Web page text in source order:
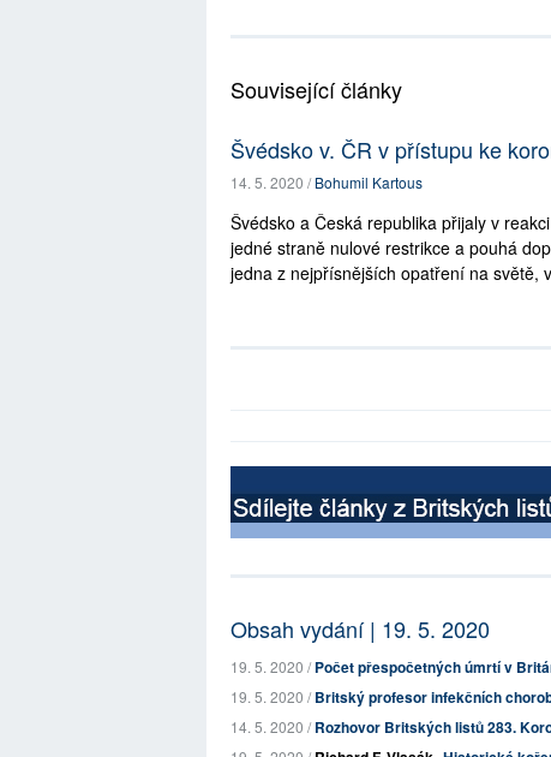
Související články
Švédsko v. ČR v přístupu ke
14. 5. 2020 /Bohumil Kartous
Švédsko a Česká republika přijaly v
jedné straně nulové restrikce a pouhá
jedna z nejpřísnějších opatření na světě,
Obsah vydání | 19. 5. 2020
19. 5. 2020 /Počet přespočetných úmrtí v
19. 5. 2020 /Britský profesor infekčních
14. 5. 2020 /Rozhovor Britských listů 283.